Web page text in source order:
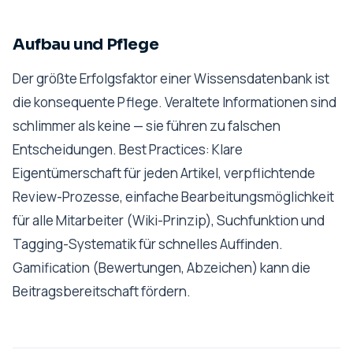
Aufbau und Pflege
Der größte Erfolgsfaktor einer Wissensdatenbank ist
die konsequente Pflege. Veraltete Informationen sind
schlimmer als keine — sie führen zu falschen
Entscheidungen. Best Practices: Klare
Eigentümerschaft für jeden Artikel, verpflichtende
Review-Prozesse, einfache Bearbeitungsmöglichkeit
für alle Mitarbeiter (Wiki-Prinzip), Suchfunktion und
Tagging-Systematik für schnelles Auffinden.
Gamification (Bewertungen, Abzeichen) kann die
Beitragsbereitschaft fördern.